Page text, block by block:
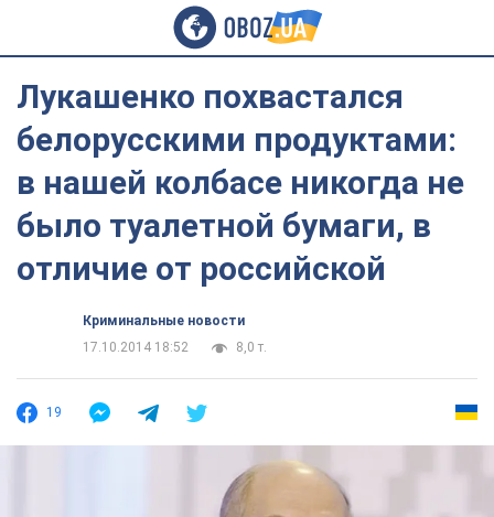
Лукашенко похвастался
белорусскими продуктами:
в нашей колбасе никогда не
было туалетной бумаги, в
отличие от российской
Криминальные новости
17.10.2014 18:52
8,0 т.
19